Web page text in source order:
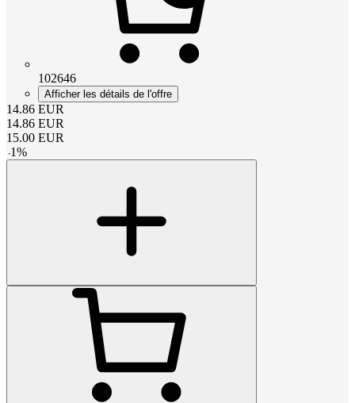
102646
Afficher les détails de l'offre
14.86 EUR
14.86 EUR
15.00 EUR
-1%